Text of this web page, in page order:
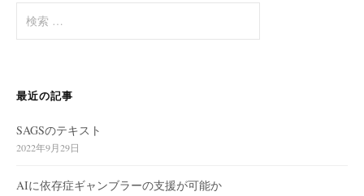
索
最近の記事
SAGSのテキスト
2022年9月29日
AIに依存症ギャンブラーの支援が可能か